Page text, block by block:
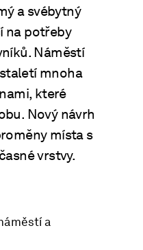
a svébytný
na potřeby
Náměstí
mnoha
které
Nový návrh
místa s
vrstvy.
a